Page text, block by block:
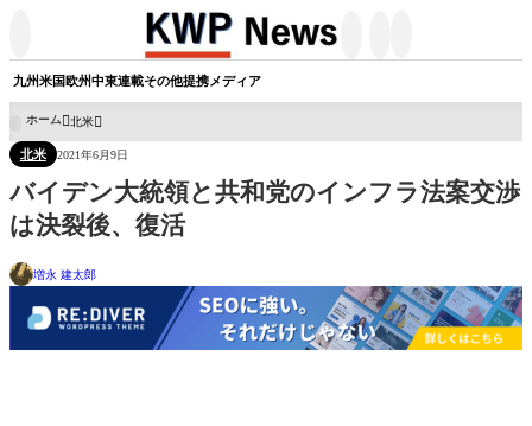
九州米国欧州中東連載その他提携メディア
ホーム 北米
北米 2021年6月9日
バイデン大統領と共和党のインフラ法案交渉
は決裂後、復活
増永 建太郎